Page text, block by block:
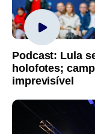
Podcast: Lula
holofotes;
imprevisível